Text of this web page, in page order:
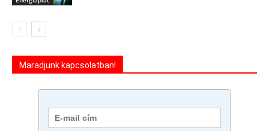
Maradjunk kapcsolatban!